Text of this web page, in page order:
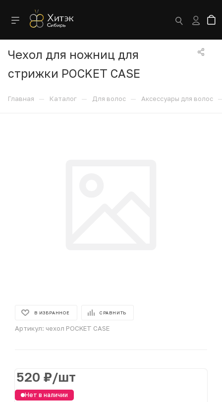
Чехол для ножниц для
стрижки POCKET CASE
Главная — Каталог — Для волос — Аксессуары для волос
В ИЗБРАННОЕ СРАВНИТЬ
Артикул: чехол POCKET CASE
520 ₽/шт
Нет в наличии